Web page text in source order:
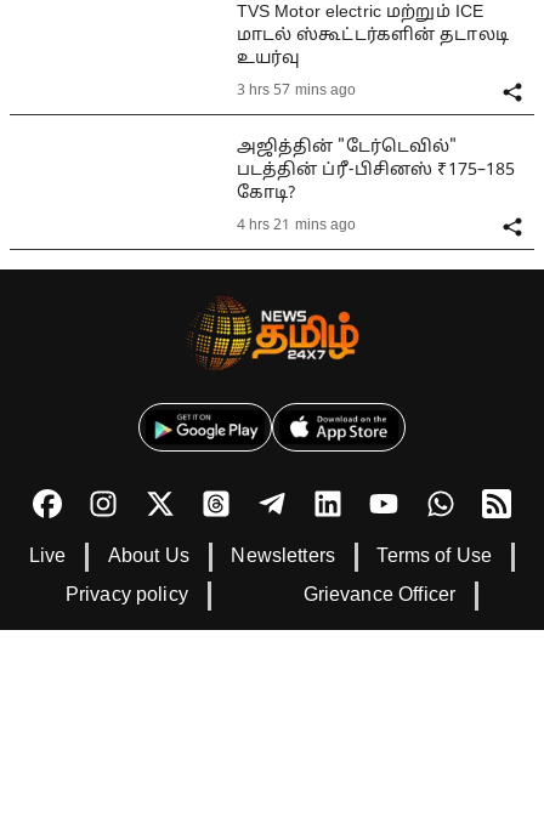
TVS Motor electric மற்றும் ICE
மாடல் ஸ்கூட்டர்களின் தடாலடி
உயர்வு
3 hrs 57 mins ago
அஜித்தின் "டேர்டெவில்"
படத்தின் ப்ரீ-பிசினஸ் ₹175–185
கோடி?
4 hrs 21 mins ago
Live About Us Newsletters
Terms of Use
Privacy policy
Grievance Officer